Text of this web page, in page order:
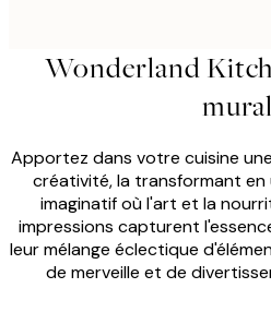
Wonderland
Apportez dans votre cuisine
créativité, la transformant
imaginatif où l'art et la
impressions capturent
leur mélange éclectique
de merveille et de